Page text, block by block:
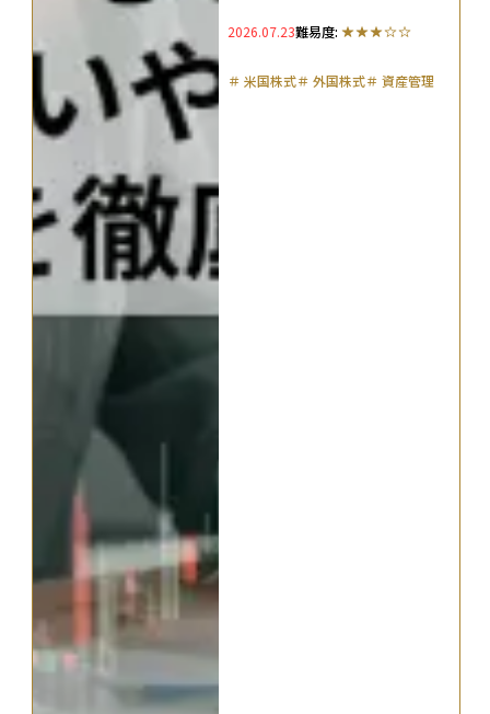
2026.07.23難易度:
＃ 米国株式＃ 外国株式＃ 資産管理